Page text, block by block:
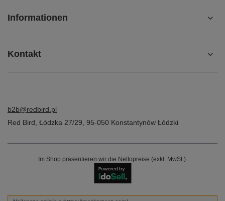
Informationen
Kontakt
b2b@redbird.pl
Red Bird Łódzka 27/29 95-050 Konstantynów Łódzki
Im Shop präsentieren wir die Nettopreise (exkl. MwSt.).